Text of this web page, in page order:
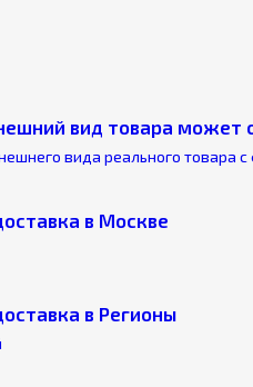
вид товара может
вида реального товара
в Москве
в Регионы